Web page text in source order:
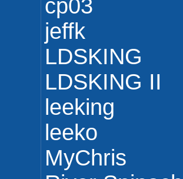
cp03
jeffk
LDSKING
LDSKING II
leeking
leeko
MyChris